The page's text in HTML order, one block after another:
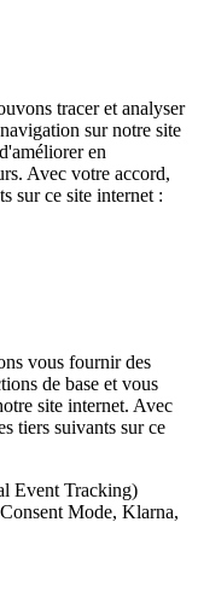
tracer et analyser
sur notre site
en
Avec votre accord,
sur ce site internet :
vous fournir des
de base et vous
site internet. Avec
tiers suivants sur ce
Event Tracking)
Mode, Klarna,